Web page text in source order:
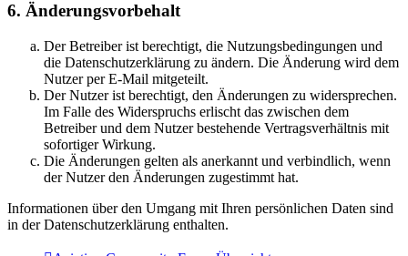
6. Änderungsvorbehalt
Der Betreiber ist berechtigt, die Nutzungsbedingungen und
die Datenschutzerklärung zu ändern. Die Änderung wird dem
Nutzer per E-Mail mitgeteilt.
Der Nutzer ist berechtigt, den Änderungen zu widersprechen.
Im Falle des Widerspruchs erlischt das zwischen dem
Betreiber und dem Nutzer bestehende Vertragsverhältnis mit
sofortiger Wirkung.
Die Änderungen gelten als anerkannt und verbindlich, wenn
der Nutzer den Änderungen zugestimmt hat.
Informationen über den Umgang mit Ihren persönlichen Daten sind
in der Datenschutzerklärung enthalten.